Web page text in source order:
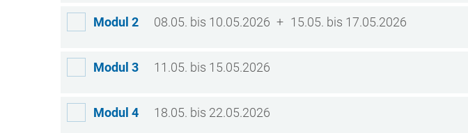
Modul 2 08.05. bis 10.05.2026 15.05. bis 17.05.2026
Modul 3 11.05. bis 15.05.2026
Modul 4 18.05. bis 22.05.2026